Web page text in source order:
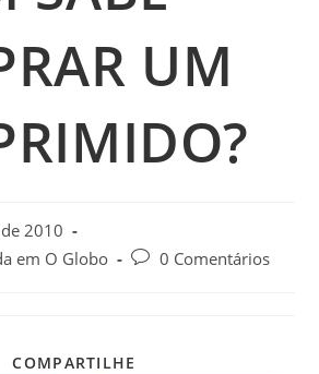
UM
2010
em O Globo
0 Comentários
COMPARTILHE